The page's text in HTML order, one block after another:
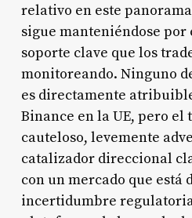
relativo en este
sigue manteniéndose por
soporte clave que los
monitoreando. Ninguno
es directamente
Binance en la UE, pero
cauteloso, levemente
catalizador direccional
con un mercado que está
incertidumbre